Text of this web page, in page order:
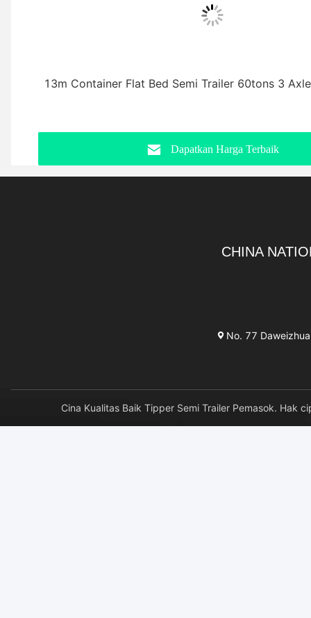
13m Container Flat Bed Semi Trailer 60tons 3
Dapatkan Harga Terbaik
CHINA
No. 77
Cina Kualitas Baik Tipper Semi Trailer Pemasok. Hak